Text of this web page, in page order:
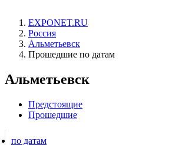
EXPONET.RU
Россия
Альметьевск
Прошедшие по датам
Альметьевск
Предстоящие
Прошедшие
по датам